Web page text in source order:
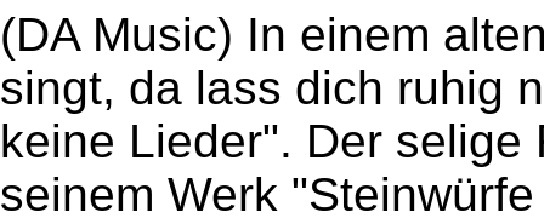
(DA Music) In einem
singt, da lass dich ruhig
keine Lieder". Der
seinem Werk